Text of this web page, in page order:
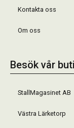
Kontakta oss
Om oss
Besök vår
StallMagasinet AB
Västra Lärketorp